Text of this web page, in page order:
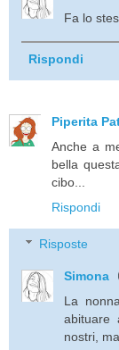
Fa lo
Rispondi
Piperita
Anche a
bella
cibo...
Rispondi
Risposte
Simona
La
abituare
nostri,